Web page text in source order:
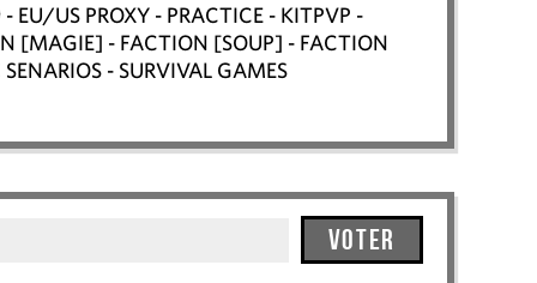
EU/US PROXY - PRACTICE - KITPVP -
[MAGIE] - FACTION [SOUP] - FACTION
- SURVIVAL GAMES
Voter